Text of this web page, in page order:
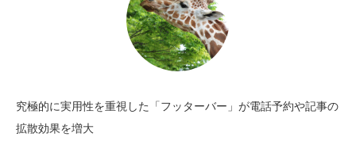
究極的に実用性を重視した「フッターバー」が電話予約や記事の
拡散効果を増大